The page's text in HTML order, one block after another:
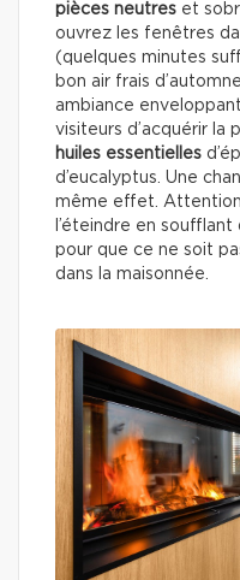
pièces neutres et
ouvrez les fenêtres
(quelques minutes
bon air frais
ambiance
visiteurs d’acquérir la
huiles essentielles
d’eucalyptus. Une
même effet.
l’éteindre en
pour que ce ne soit
dans la maisonnée.